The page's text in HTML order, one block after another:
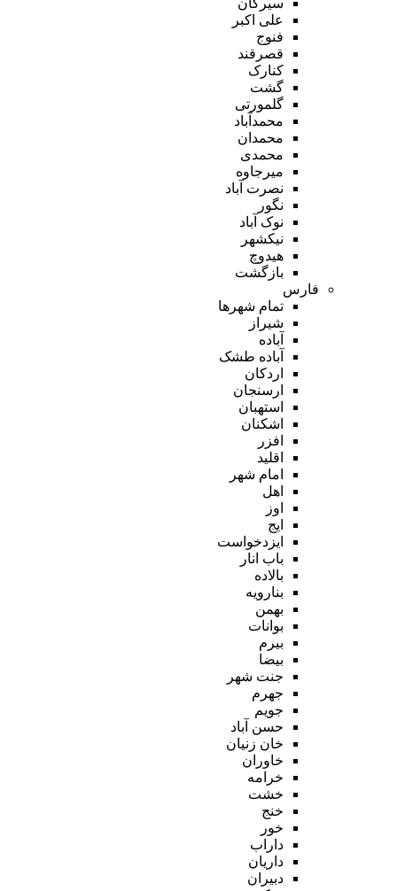
علی اکبر
فنوج
قصرقند
کنارک
گشت
گلمورتی
محمدآباد
محمدان
محمدی
میرجاوه
نصرت آباد
نگور
نوک آباد
نیکشهر
هیدوچ
بازگشت
فارس
تمام شهر‌ها
شیراز
آباده
آباده طشک
اردکان
ارسنجان
استهبان
اشکنان
افزر
اقلید
امام شهر
اهل
اوز
ایج
ایزدخواست
باب انار
بالاده
بنارویه
بهمن
بوانات
بیرم
بیضا
جنت شهر
جهرم
جویم
حسن آباد
خان زنیان
خاوران
خرامه
خشت
خنج
خور
داراب
داریان
دبیران